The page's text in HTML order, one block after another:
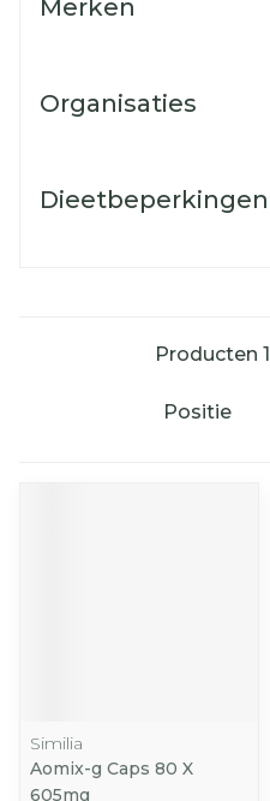
Merken
Organisaties
Dieetbeperkingen
Producten 1
Sorteer op:
Similia
Aomix-g Caps 80 X
605mg